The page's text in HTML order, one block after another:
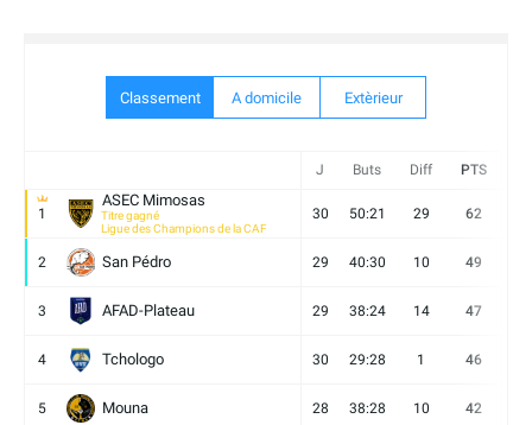
Classement A domicile Extèrieur
J Buts Diff PTS
1
ASEC Mimosas
Titre gagné
Ligue des Champions de la CAF
30 50:21 29 62
2 San Pédro 29 40:30 10 49
3 AFAD-Plateau 29 38:24 14 47
4 Tchologo 30 29:28 1 46
5 Mouna 28 38:28 10 42